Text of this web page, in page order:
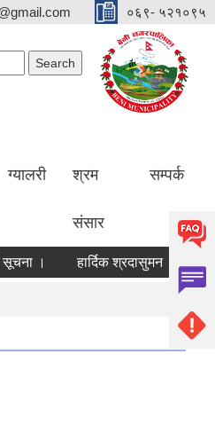
०६९- ५२१०९५
ग्यालरी श्रम
संसार
सम्पर्क
। हार्दिक श्रदासुमन